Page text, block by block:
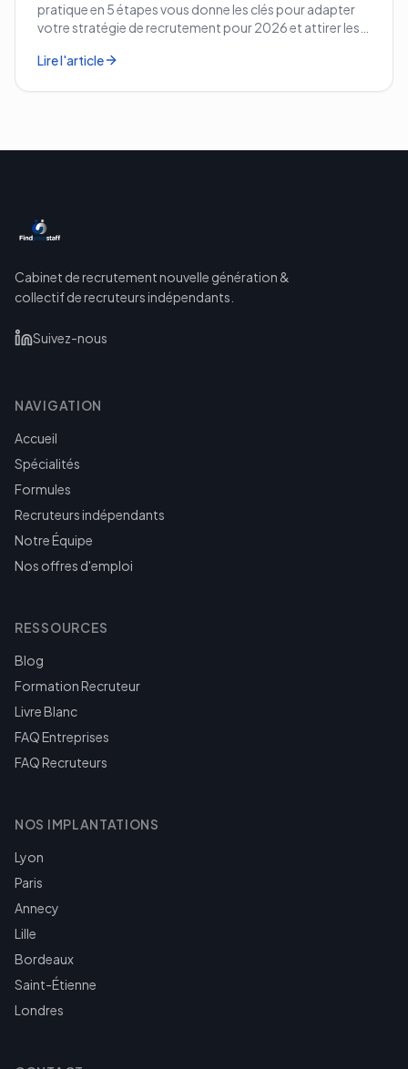
pratique en 5 étapes vous donne les clés pour adapter
votre stratégie de recrutement pour 2026 et attirer les
Lire l'article
Cabinet de recrutement nouvelle génération &
collectif de recruteurs indépendants.
Suivez-nous
NAVIGATION
Accueil
Spécialités
Formules
Recruteurs indépendants
Notre Équipe
Nos offres d'emploi
RESSOURCES
Blog
Formation Recruteur
Livre Blanc
FAQ Entreprises
FAQ Recruteurs
NOS IMPLANTATIONS
Lyon
Paris
Annecy
Lille
Bordeaux
Saint-Étienne
Londres